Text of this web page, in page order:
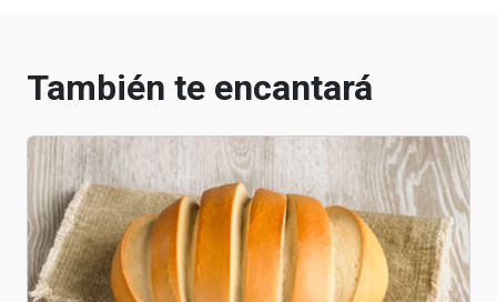
También te encantará